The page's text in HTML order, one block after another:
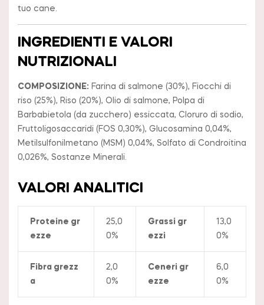
tuo cane.
INGREDIENTI E VALORI
NUTRIZIONALI
COMPOSIZIONE: Farina di salmone (30%), Fiocchi di
riso (25%), Riso (20%), Olio di salmone, Polpa di
Barbabietola (da zucchero) essiccata, Cloruro di sodio,
Fruttoligosaccaridi (FOS 0,30%), Glucosamina 0,04%,
Metilsulfonilmetano (MSM) 0,04%, Solfato di Condroitina
0,026%, Sostanze Minerali.
VALORI ANALITICI
Proteine gr
ezze
25,0
0%
Grassi gr
ezzi
13,0
0%
Fibra grezz
a
2,0
0%
Ceneri gr
ezze
6,0
0%